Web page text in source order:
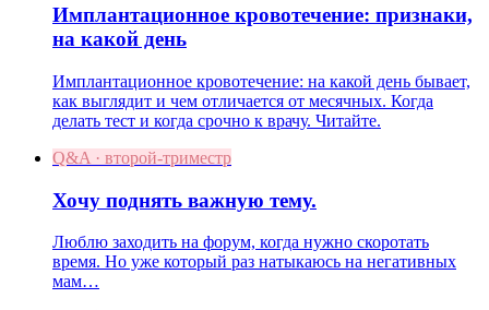
Имплантационное кровотечение: признаки,
на какой день
Имплантационное кровотечение: на какой день бывает,
как выглядит и чем отличается от месячных. Когда
делать тест и когда срочно к врачу. Читайте.
Q&A · второй-триместр
Хочу поднять важную тему.
Люблю заходить на форум, когда нужно скоротать
время. Но уже который раз натыкаюсь на негативных
мам…